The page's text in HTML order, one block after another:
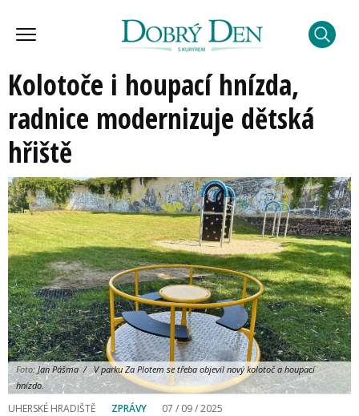
Kolotoče i houpací hnízda,
radnice modernizuje dětská
hřiště
Foto:Jan Pášma / V parku Za Plotem se třeba objevil nový kolotoč a houpací
hnízdo.
UHERSKÉ HRADIŠTĚ ZPRÁVY 07 / 09 / 2025